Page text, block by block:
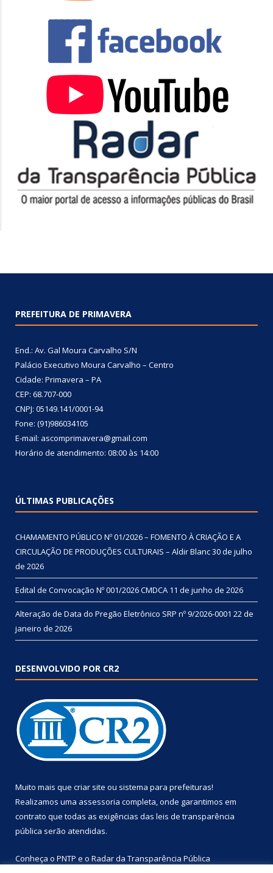
PREFEITURA DE PRIMAVERA
End.: Av. Gal Moura Carvalho S/N
Palácio Executivo Moura Carvalho – Centro
Cidade: Primavera – PA
CEP: 68.707-000
CNPJ: 05149.141/0001-94
Fone: (91)986034105
E-mail: ascomprimavera@gmail.com
Horário de atendimento: 08:00 às 14:00
ÚLTIMAS PUBLICAÇÕES
CHAMAMENTO PÚBLICO Nº 01/2026 – FOMENTO À CRIAÇÃO E A
CIRCULAÇÃO DE PRODUÇÕES CULTURAIS – Aldir Blanc30 de julho
de 2026
Edital de Convocação Nº 001/2026 CMDCA 11 de junho de 2026
Alteração de Data do Pregão Eletrônico SRP nº 9/2026-0001 22 de
janeiro de 2026
DESENVOLVIDO POR CR2
Muito mais que criar site ou sistema para prefeituras!
Realizamos uma assessoria completa, onde garantimos em
contrato que todas as exigências das leis de transparência
pública serão atendidas.
Conheça o PNTP e o Radar da Transparência Pública